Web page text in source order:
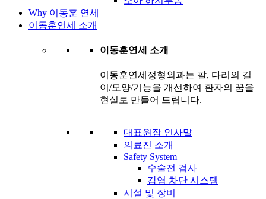
Why 이동훈 연세
이동훈연세 소개
이동훈연세 소개
이동훈연세정형외과는 팔, 다리의 길
이/모양/기능을 개선하여 환자의 꿈을
현실로 만들어 드립니다.
대표원장 인사말
의료진 소개
Safety System
수술전 검사
감염 차단 시스템
시설 및 장비